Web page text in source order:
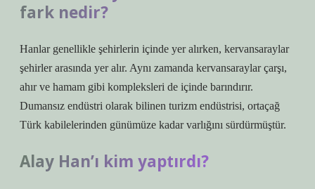
fark nedir?
Hanlar genellikle şehirlerin içinde yer alırken, kervansaraylar
şehirler arasında yer alır. Aynı zamanda kervansaraylar çarşı,
ahır ve hamam gibi kompleksleri de içinde barındırır.
Dumansız endüstri olarak bilinen turizm endüstrisi, ortaçağ
Türk kabilelerinden günümüze kadar varlığını sürdürmüştür.
Alay Han’ı kim yaptırdı?